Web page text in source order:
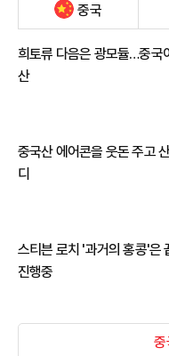
중국
희토류 다음은 광모듈…중국
산
중국산 에어콘을 웃돈 주고
디
스티븐 로치 '과거의 홍콩'은
진행중
중